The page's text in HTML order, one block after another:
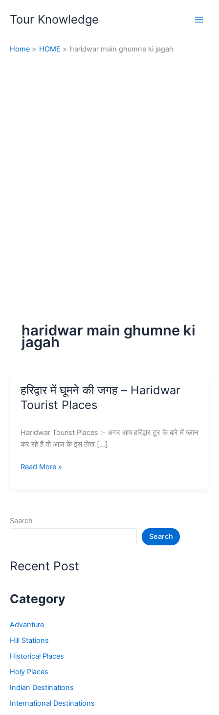
Tour Knowledge
Home HOME haridwar main ghumne ki jagah
haridwar main ghumne ki
jagah
हरिद्वार में घूमने की जगह – Haridwar
Tourist Places
Haridwar Tourist Places :- अगर आप हरिद्वार टूर के बारे में प्लान
कर रहे हैं तो आज के इस लेख […]
हरिद्वार
–
Read More »
Search
Search
Recent Post
Category
Advanture
Hill Stations
Historical Places
Holy Places
Indian Destinations
International Destinations